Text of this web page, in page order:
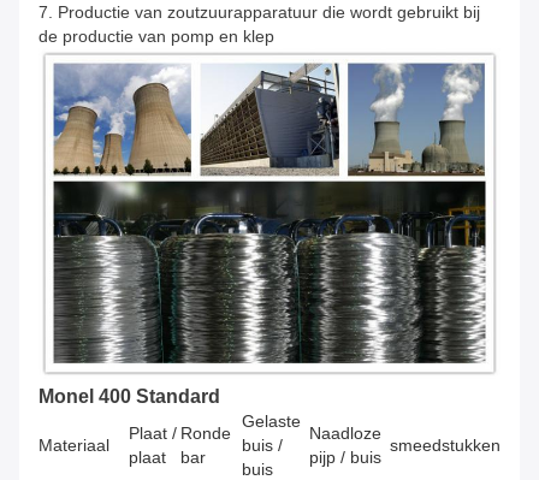
7. Productie van zoutzuurapparatuur die wordt gebruikt bij
de productie van pomp en klep
Monel 400 Standard
Materiaal
Plaat /
plaat
Ronde
bar
Gelaste
buis /
buis
Naadloze
pijp / buis
smeedstukken